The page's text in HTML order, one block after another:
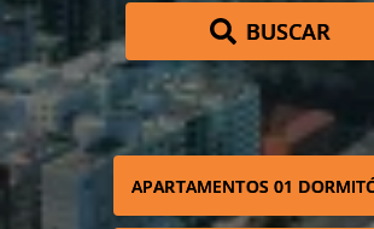
BUSCAR
APARTAMENTOS 01